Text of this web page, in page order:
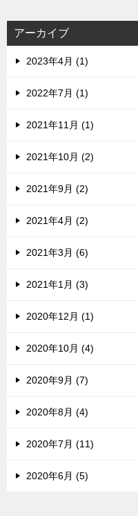
アーカイブ
2023年4月 (1)
2022年7月 (1)
2021年11月 (1)
2021年10月 (2)
2021年9月 (2)
2021年4月 (2)
2021年3月 (6)
2021年1月 (3)
2020年12月 (1)
2020年10月 (4)
2020年9月 (7)
2020年8月 (4)
2020年7月 (11)
2020年6月 (5)